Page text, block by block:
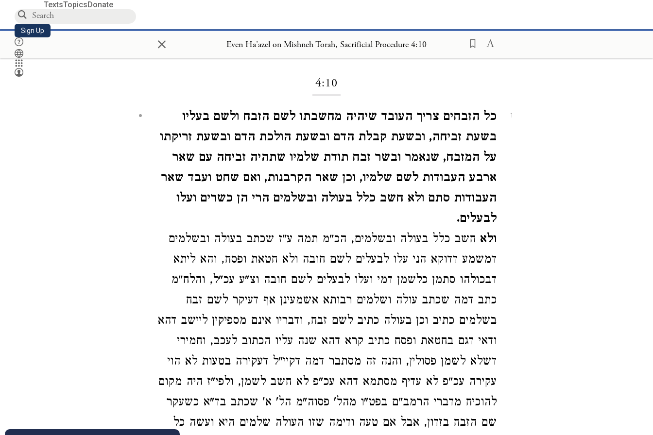
TextsTopicsDonate
Sign Up × Even Ha'azel on Mishneh Torah, Sacrificial Procedure 4:10
4:10
1
כל הזבחים צריך העובד שיהיה מחשבתו לשם הזבח ולשם בעליו
בשעת זביחה, ובשעת קבלת הדם ובשעת הולכת הדם ובשעת זריקתו
על המזבח, שנאמר ובשר זבח תודת שלמיו שתהיה זביחה עם שאר
ארבע העבודות לשם שלמיו, וכן שאר הקרבנות, ואם שחט ועבד שאר
העבודות סתם ולא חשב כלל בעולה ובשלמים הרי הן כשרים ועלו
לבעלים.
ולא חשב כלל בעולה ובשלמים, הכ"מ תמה ע"ז שכתב בעולה ובשלמים
דמשמע דדוקא הני עלו לבעלים לשם חובה ולא חטאת ופסח, והא ליתא
דבכולהו סתמן כלשמן דמי ועלו לבעלים לשם חובה וצ"ע עכ"ל, והלח"מ
כתב דמה שכתב עולה ושלמים רבותא אשמעינן אף דעיקר לשם זבח
בשלמים כתיב וכן בעולה כתיב לשם זבח, ודבריו אינם מספיקין ליישב דהא
ודאי דגם בחטאת ופסח כתיב קרא דהא שנה עליו הכתוב לעכב, וחמירי
דשלא לשמן פסולין, והנה זה מסתבר דמה דקיי"ל דעקירה בטעות לא הוי
עקירה עכ"פ לא עדיף מסתמא דהא עכ"פ לא חשב לשמן, ולפי"ז היה מקום
להוכיח מדברי הרמב"ם בפט"ו מהל' פסוה"מ הל' א' שכתב בד"א כשעקר
שם הזבח בזדון, אבל אם טעה ודימה שזו העולה שלמים היא ועשה כל